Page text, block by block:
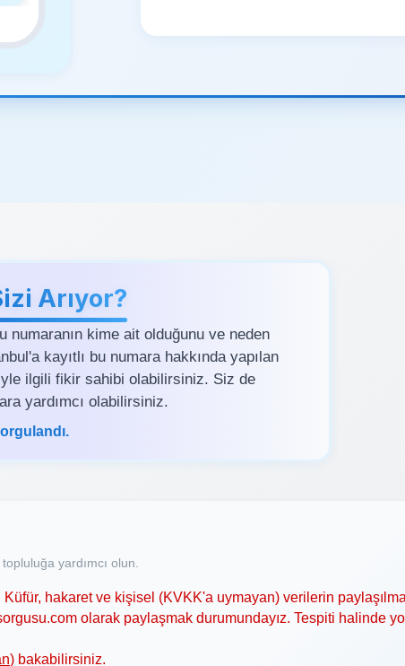
Arıyor?
numaranın kime ait olduğunu ve neden
kayıtlı bu numara hakkında yapılan
ilgili fikir sahibi olabilirsiniz. Siz de
yardımcı olabilirsiniz.
yardımcı olun.
hakaret ve kişisel (KVKK'a uymayan) verilerin
olarak paylaşmak durumundayız. Tespiti halinde
) bakabilirsiniz.